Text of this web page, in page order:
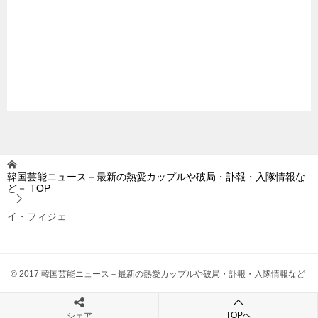
韓国芸能ニュース－最新の熱愛カップルや破局・訃報・入隊情報な
ど－ TOP
イ・フィジェ
© 2017 韓国芸能ニュース－最新の熱愛カップルや破局・訃報・入隊情報など
－
シェア TOPへ